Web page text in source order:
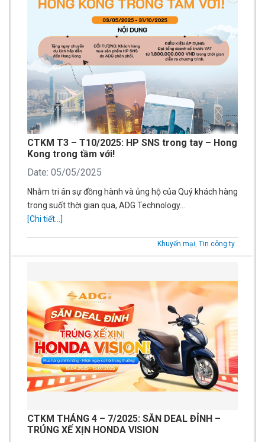
CTKM T3 – T10/2025: HP SNS trong tay – Hong
Kong trong tầm với!
Date: 05/05/2025
Nhằm tri ân sự đồng hành và ủng hộ của Quý khách hàng
trong suốt thời gian qua, ADG Technology…
[Chi tiết...]
Khuyến mại, Tin công ty
CTKM THÁNG 4 – 7/2025: SĂN DEAL ĐỈNH –
TRÚNG XẾ XỊN HONDA VISION